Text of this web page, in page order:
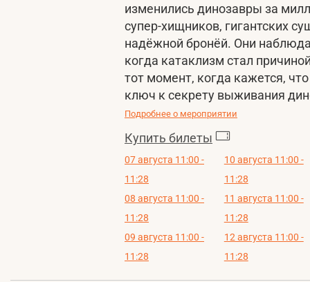
изменились динозавры за
супер-хищников, гигантских
надёжной бронёй. Они
когда катаклизм стал
тот момент, когда кажется,
ключ к секрету выживания
Подробнее о мероприятии
Купить билеты
07 августа 11:00 -
11:28
08 августа 11:00 -
11:28
09 августа 11:00 -
11:28
10 августа 11:00 -
11:28
11 августа 11:00 -
11:28
12 августа 11:00 -
11:28